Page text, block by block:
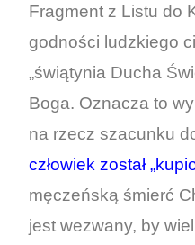
Fragment z Listu do
godności ludzkiego
„świątynia Ducha
Boga. Oznacza to
na rzecz szacunku
człowiek został
męczeńską śmierć
jest wezwany, by